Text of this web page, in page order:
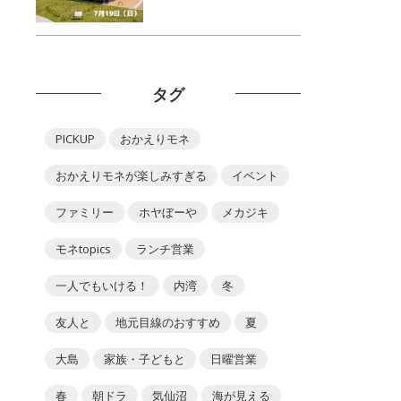
タグ
PICKUP おかえりモネ
おかえりモネが楽しみすぎる イベント
ファミリー ホヤぼーや メカジキ
モネtopics ランチ営業
一人でもいける！ 内湾 冬
友人と 地元目線のおすすめ 夏
大島 家族・子どもと 日曜営業
春 朝ドラ 気仙沼 海が見える